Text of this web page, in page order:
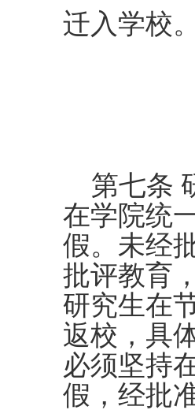
迁入学校
第七条
在学院统
假。未经
批评教育
研究生在
返校，具
必须坚持
假，经批